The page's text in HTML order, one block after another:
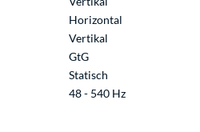
Horizontal
Vertikal
GtG
Statisch
48 - 540 Hz